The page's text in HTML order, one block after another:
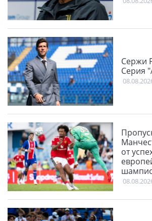
Сержи
Серия
от